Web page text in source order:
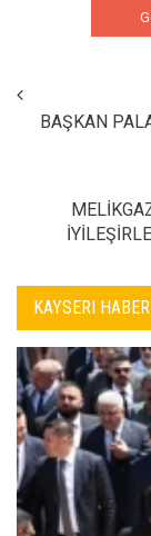
BAŞKAN
KAYSERI